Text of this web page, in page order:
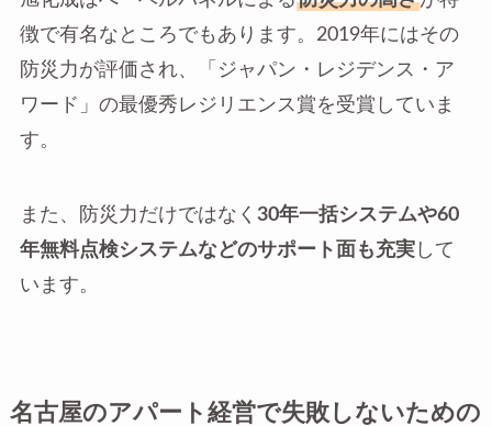
徴で有名なところでもあります。2019年にはその
防災力が評価され、「ジャパン・レジデンス・ア
ワード」の最優秀レジリエンス賞を受賞していま
す。
また、防災力だけではなく 30年一括システムや60
年無料点検システムなどのサポート面も充実して
います。
名古屋のアパート経営で失敗しないための